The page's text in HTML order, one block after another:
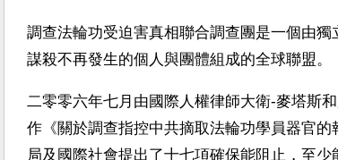
調查法輪功受迫害真相聯合調查團是一個由
謀殺不再發生的個人與團體組成的全球聯盟。
二零零六年七月由國際人權律師大衛-麥塔斯
作《關於調查指控中共摘取法輪功學員器官
局及國際社會提出了十七項確保能阻止，至